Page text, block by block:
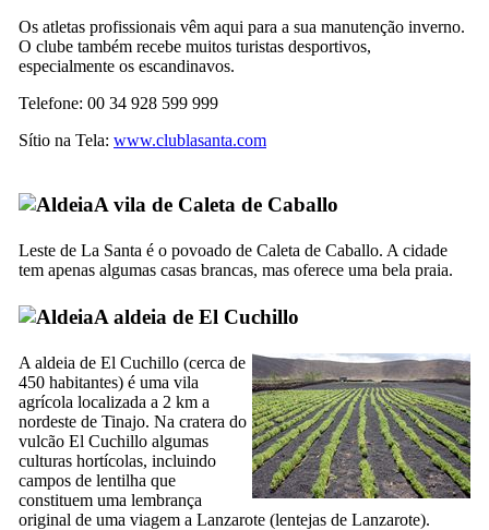
Os atletas profissionais vêm aqui para a sua manutenção inverno.
O clube também recebe muitos turistas desportivos,
especialmente os escandinavos.
Telefone: 00 34 928 599 999
Sítio na Tela: www.clublasanta.com
A vila de Caleta de Caballo
Leste de La Santa é o povoado de Caleta de Caballo. A cidade
tem apenas algumas casas brancas, mas oferece uma bela praia.
A aldeia de El Cuchillo
A aldeia de El Cuchillo (cerca de
450 habitantes) é uma vila
agrícola localizada a 2 km a
nordeste de Tinajo. Na cratera do
vulcão El Cuchillo algumas
culturas hortícolas, incluindo
campos de lentilha que
constituem uma lembrança
original de uma viagem a Lanzarote (lentejas de Lanzarote).